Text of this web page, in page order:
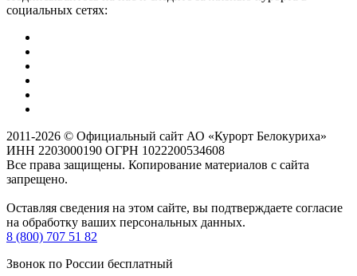
социальных сетях:
2011-2026 © Официальный сайт АО «Курорт Белокуриха»
ИНН 2203000190 ОГРН 1022200534608
Все права защищены. Копирование материалов с сайта
запрещено.
Оставляя сведения на этом сайте, вы подтверждаете согласие
на обработку ваших персональных данных.
8 (800) 707 51 82
Звонок по России бесплатный